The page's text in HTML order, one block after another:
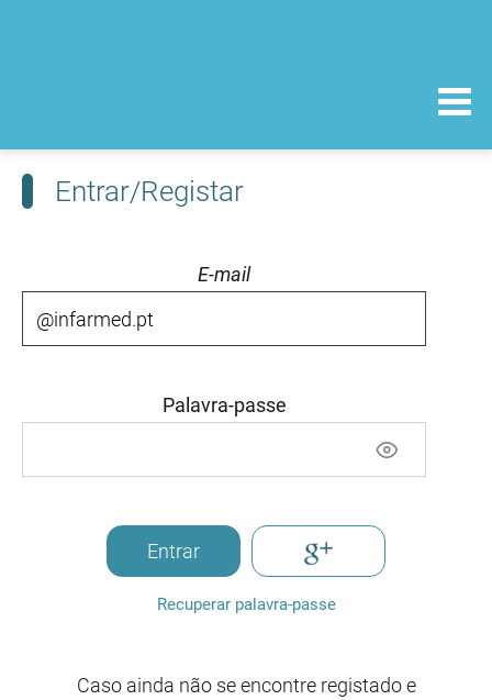
Entrar/Registar
E-mail
Palavra-passe
Entrar
Recuperar palavra-passe
Caso ainda não se encontre registado e